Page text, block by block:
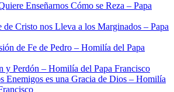
Enseñarnos Cómo se Reza – Papa
de Cristo nos Lleva a los Marginados – Papa
de Fe de Pedro – Homilía del Papa
y Perdón – Homilía del Papa Francisco
Enemigos es una Gracia de Dios – Homilía